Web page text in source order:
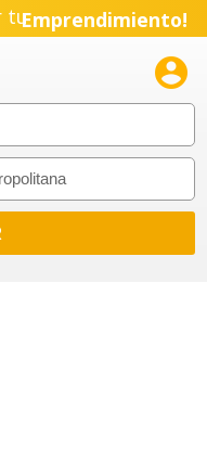
tuEmprendimiento!
